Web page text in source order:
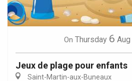
On Thursday 6 Aug
Jeux de plage pour enfants
Saint-Martin-aux-Buneaux